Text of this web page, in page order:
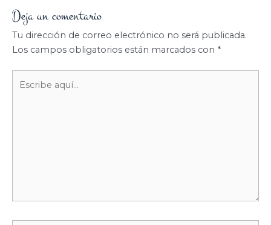
Deja un comentario
Tu dirección de correo electrónico no será publicada.
Los campos obligatorios están marcados con *
aquí...